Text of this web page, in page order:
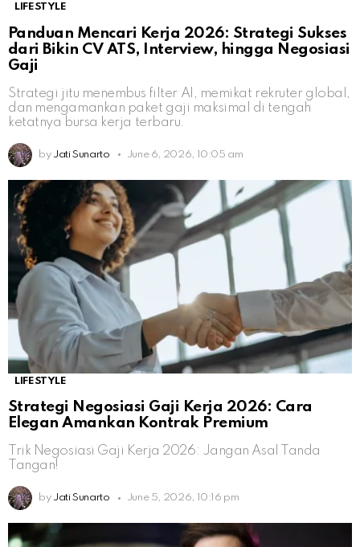
LIFESTYLE
Panduan Mencari Kerja 2026: Strategi Sukses
dari Bikin CV ATS, Interview, hingga Negosiasi
Gaji
Strategi jitu menembus filter AI, memikat rekruter global,
dan mengamankan paket gaji maksimal di tengah
ketatnya bursa kerja terbaru.
by Jati Sunarto June 6, 2026, 10:05 am
LIFESTYLE
Strategi Negosiasi Gaji Kerja 2026: Cara
Elegan Amankan Kontrak Premium
Trik Negosiasi Gaji Kerja 2026: Jangan Asal Tanda
Tangan!
by Jati Sunarto June 5, 2026, 10:16 pm